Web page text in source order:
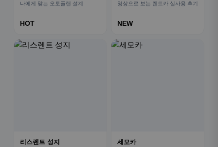
나에게 맞는 오토플랜 설계
HOT
영상으로 보는 렌트카 실사용 후기
NEW
리스렌트 성지 세모카